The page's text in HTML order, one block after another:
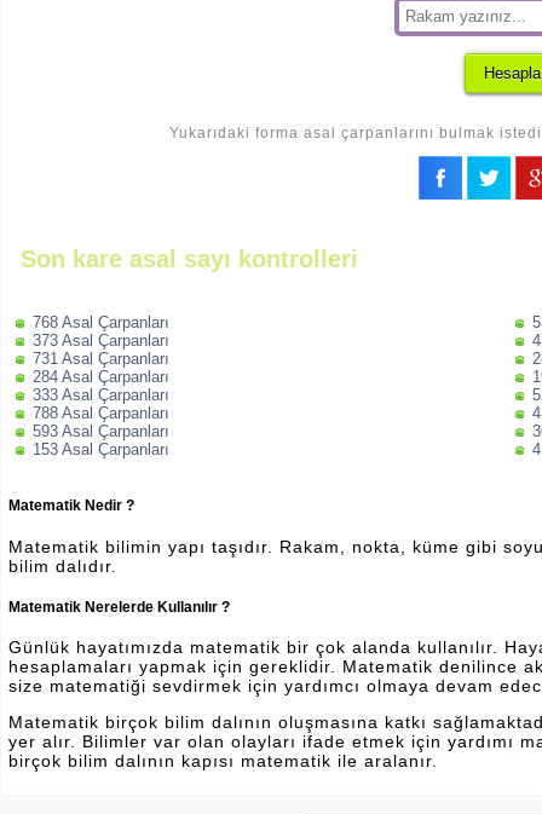
Yukarıdaki forma asal çarpanlarını bulmak
Son kare asal sayı kontrolleri
768 Asal Çarpanları
373 Asal Çarpanları
731 Asal Çarpanları
284 Asal Çarpanları
333 Asal Çarpanları
788 Asal Çarpanları
593 Asal Çarpanları
153 Asal Çarpanları
Matematik Nedir ?
Matematik bilimin yapı taşıdır. Rakam, nokta, küme gibi
bilim dalıdır.
Matematik Nerelerde Kullanılır ?
Günlük hayatımızda matematik bir çok alanda kullanılır.
hesaplamaları yapmak için gereklidir. Matematik denilince
size matematiği sevdirmek için yardımcı olmaya devam
Matematik birçok bilim dalının oluşmasına katkı
yer alır. Bilimler var olan olayları ifade etmek için yardımı
birçok bilim dalının kapısı matematik ile aralanır.